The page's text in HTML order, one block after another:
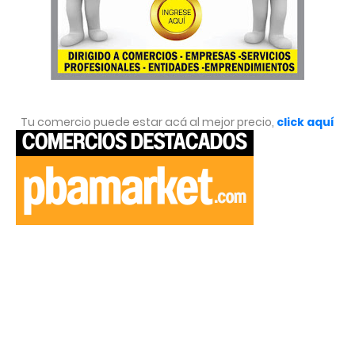
Tu comercio puede estar acá al mejor precio, click aquí